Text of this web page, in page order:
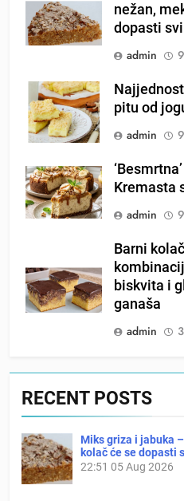
nežan,
dopasti
admin
pitu od
admin
Kremasta
admin
Barni
biskvita i
ganaša
admin
RECENT POSTS
Miks griza i jabuka
kolač će se dopasti
22:51 05 Aug 2026